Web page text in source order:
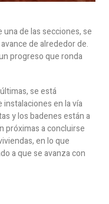
una de las secciones, se
de alrededor de.
progreso que ronda
se está
en la vía
y los badenes están a
próximas a concluirse
en lo que
a que se avanza con